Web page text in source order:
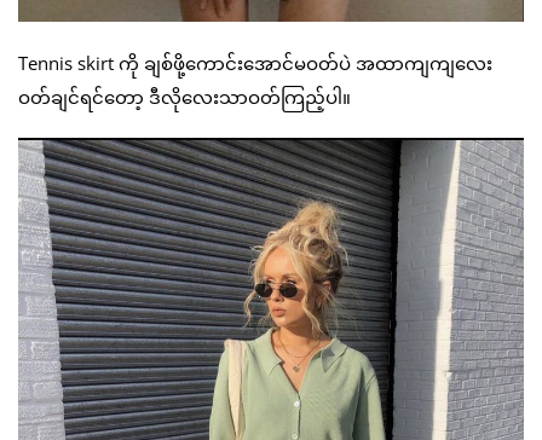
Tennis skirt ကို ချစ်ဖို့ကောင်းအောင်မဝတ်ပဲ အထာကျကျလေး
ဝတ်ချင်ရင်တော့ ဒီလိုလေးသာဝတ်ကြည့်ပါ။